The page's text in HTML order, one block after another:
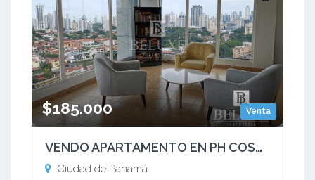
Venta
$185.000
VENDO APARTAMENTO EN PH COSMOPOLITAN (9)
Ciudad de Panamá